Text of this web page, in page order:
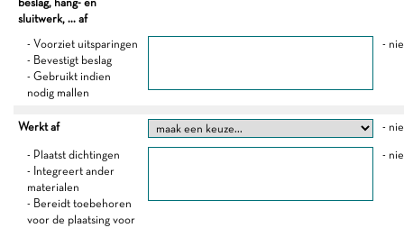
sluitwerk, ... af
- Voorziet uitsparingen
- Bevestigt beslag
- Gebruikt indien
nodig mallen
-
Werkt af -
- Plaatst dichtingen
- Integreert ander
materialen
- Bereidt toebehoren
voor de plaatsing voor
-